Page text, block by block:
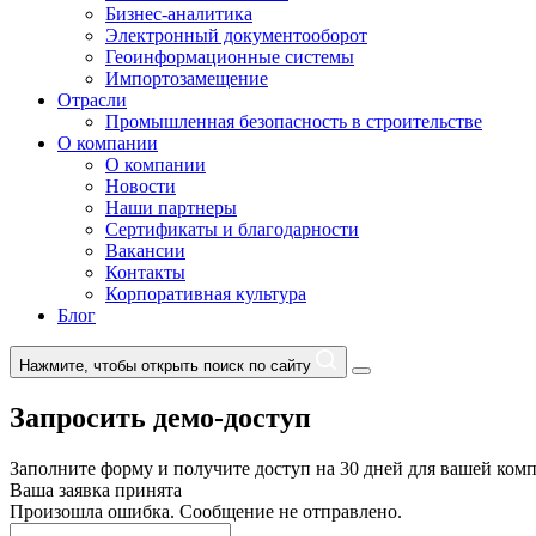
Бизнес-аналитика
Электронный документооборот
Геоинформационные системы
Импортозамещение
Отрасли
Промышленная безопасность в строительстве
О компании
О компании
Новости
Наши партнеры
Сертификаты и благодарности
Вакансии
Контакты
Корпоративная культура
Блог
Нажмите, чтобы открыть поиск по сайту
Запросить демо-доступ
Заполните форму и получите доступ на 30 дней для вашей
Ваша заявка принята
Произошла ошибка. Сообщение не отправлено.